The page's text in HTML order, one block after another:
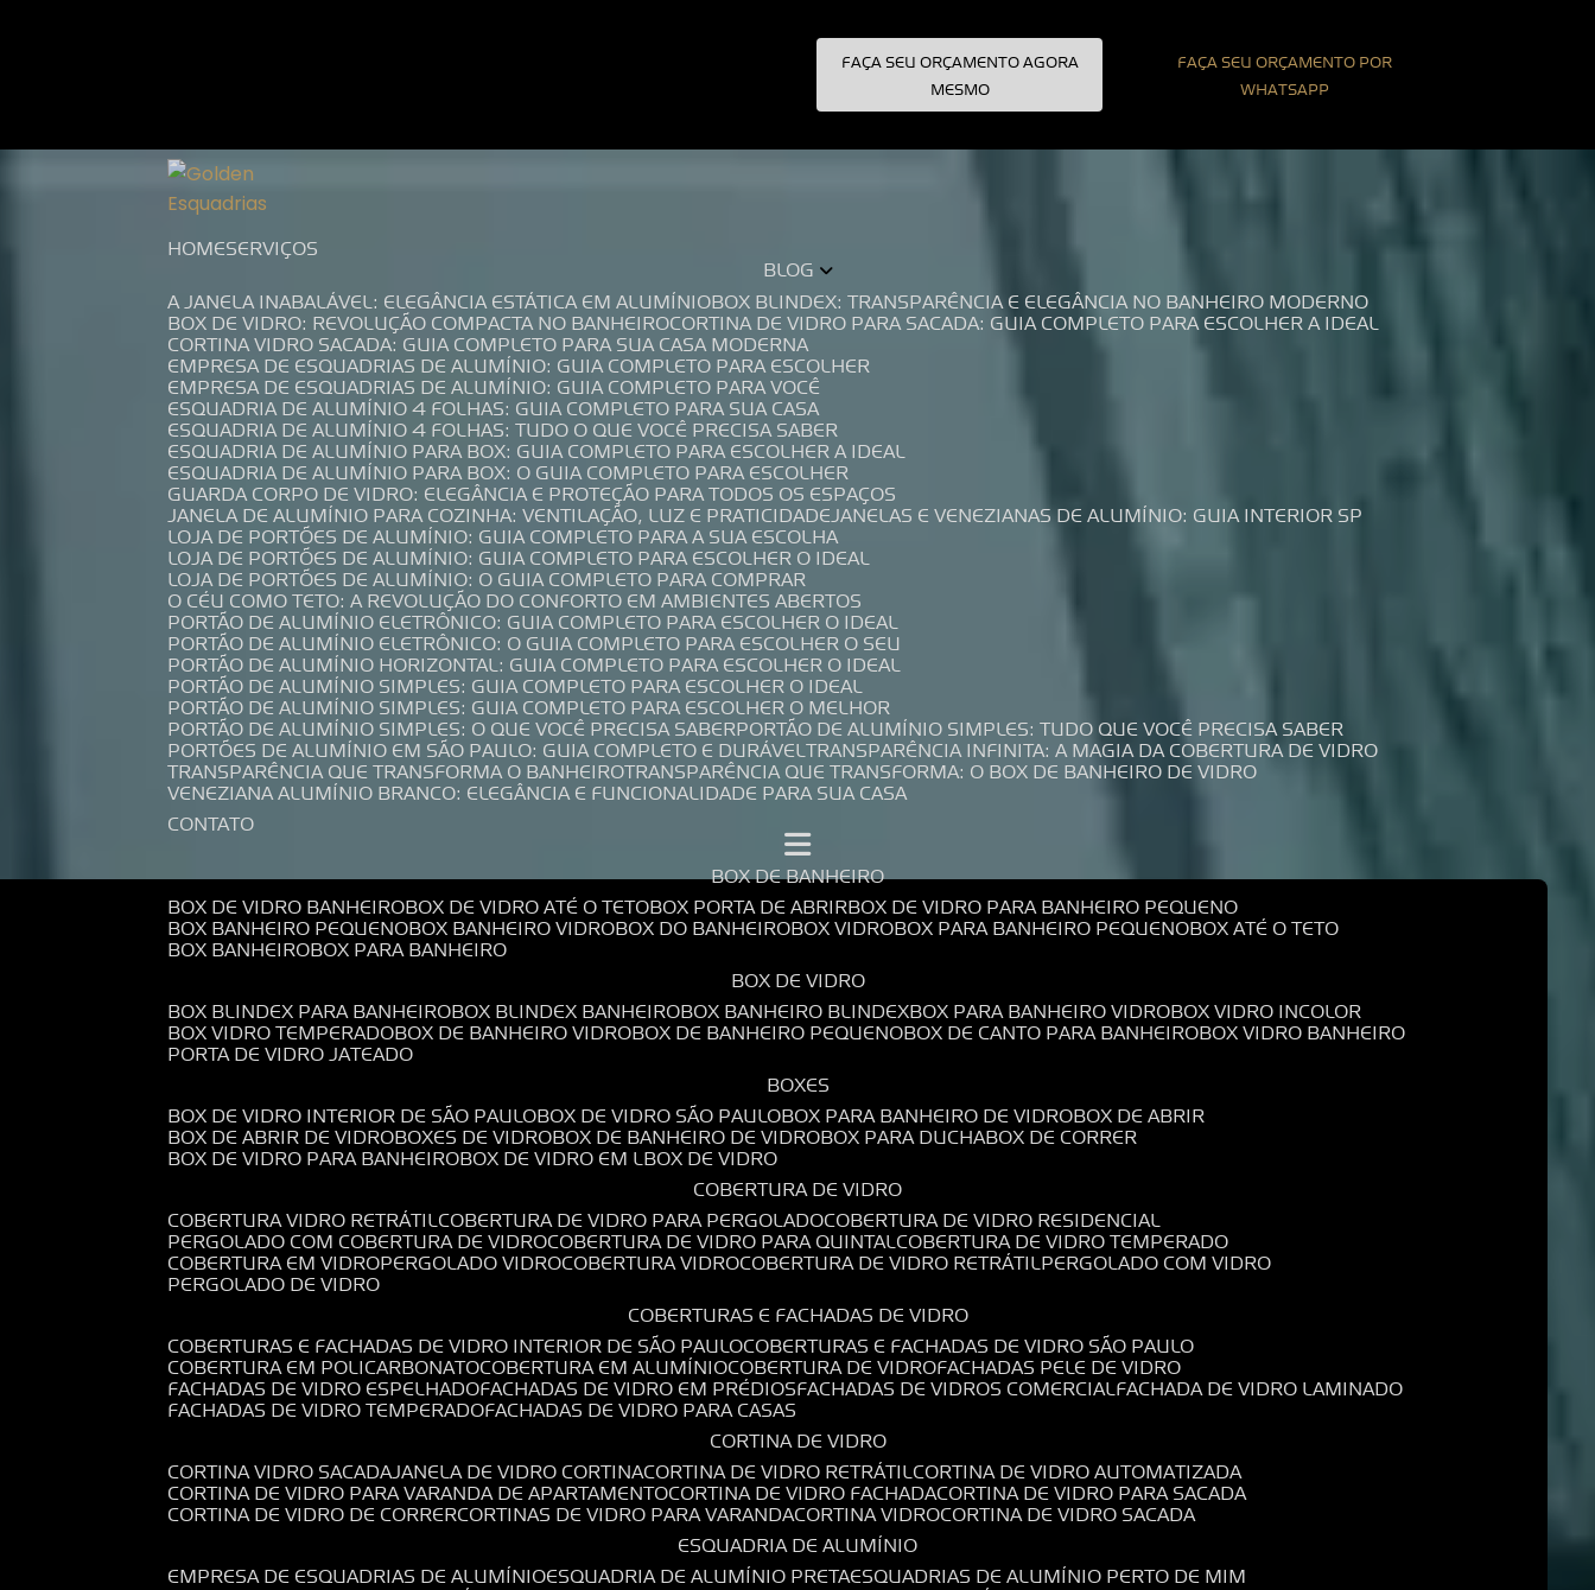
FAÇA SEU ORÇAMENTO AGORA
MESMO
FAÇA SEU ORÇAMENTO POR
WHATSAPP
HOME SERVIÇOS
BLOG
A JANELA INABALÁVEL: ELEGÂNCIA ESTÁTICA EM ALUMÍNIO BOX BLINDEX: TRANSPARÊNCIA E ELEGÂNCIA NO BANHEIRO MODERNO
BOX DE VIDRO: REVOLUÇÃO COMPACTA NO BANHEIRO CORTINA DE VIDRO PARA SACADA: GUIA COMPLETO PARA ESCOLHER A IDEAL
CORTINA VIDRO SACADA: GUIA COMPLETO PARA SUA CASA MODERNA
EMPRESA DE ESQUADRIAS DE ALUMÍNIO: GUIA COMPLETO PARA ESCOLHER
EMPRESA DE ESQUADRIAS DE ALUMÍNIO: GUIA COMPLETO PARA VOCÊ
ESQUADRIA DE ALUMÍNIO 4 FOLHAS: GUIA COMPLETO PARA SUA CASA
ESQUADRIA DE ALUMÍNIO 4 FOLHAS: TUDO O QUE VOCÊ PRECISA SABER
ESQUADRIA DE ALUMÍNIO PARA BOX: GUIA COMPLETO PARA ESCOLHER A IDEAL
ESQUADRIA DE ALUMÍNIO PARA BOX: O GUIA COMPLETO PARA ESCOLHER
GUARDA CORPO DE VIDRO: ELEGÂNCIA E PROTEÇÃO PARA TODOS OS ESPAÇOS
JANELA DE ALUMÍNIO PARA COZINHA: VENTILAÇÃO, LUZ E PRATICIDADE JANELAS E VENEZIANAS DE ALUMÍNIO: GUIA INTERIOR SP
LOJA DE PORTÕES DE ALUMÍNIO: GUIA COMPLETO PARA A SUA ESCOLHA
LOJA DE PORTÕES DE ALUMÍNIO: GUIA COMPLETO PARA ESCOLHER O IDEAL
LOJA DE PORTÕES DE ALUMÍNIO: O GUIA COMPLETO PARA COMPRAR
O CÉU COMO TETO: A REVOLUÇÃO DO CONFORTO EM AMBIENTES ABERTOS
PORTÃO DE ALUMÍNIO ELETRÔNICO: GUIA COMPLETO PARA ESCOLHER O IDEAL
PORTÃO DE ALUMÍNIO ELETRÔNICO: O GUIA COMPLETO PARA ESCOLHER O SEU
PORTÃO DE ALUMÍNIO HORIZONTAL: GUIA COMPLETO PARA ESCOLHER O IDEAL
PORTÃO DE ALUMÍNIO SIMPLES: GUIA COMPLETO PARA ESCOLHER O IDEAL
PORTÃO DE ALUMÍNIO SIMPLES: GUIA COMPLETO PARA ESCOLHER O MELHOR
PORTÃO DE ALUMÍNIO SIMPLES: O QUE VOCÊ PRECISA SABER PORTÃO DE ALUMÍNIO SIMPLES: TUDO QUE VOCÊ PRECISA SABER
PORTÕES DE ALUMÍNIO EM SÃO PAULO: GUIA COMPLETO E DURÁVEL TRANSPARÊNCIA INFINITA: A MAGIA DA COBERTURA DE VIDRO
TRANSPARÊNCIA QUE TRANSFORMA O BANHEIRO TRANSPARÊNCIA QUE TRANSFORMA: O BOX DE BANHEIRO DE VIDRO
VENEZIANA ALUMÍNIO BRANCO: ELEGÂNCIA E FUNCIONALIDADE PARA SUA CASA
CONTATO
BOX DE BANHEIRO
BOX DE VIDRO BANHEIRO BOX DE VIDRO ATÉ O TETO BOX PORTA DE ABRIR BOX DE VIDRO PARA BANHEIRO PEQUENO
BOX BANHEIRO PEQUENO BOX BANHEIRO VIDRO BOX DO BANHEIRO BOX VIDRO BOX PARA BANHEIRO PEQUENO BOX ATÉ O TETO
BOX BANHEIRO BOX PARA BANHEIRO
BOX DE VIDRO
BOX BLINDEX PARA BANHEIRO BOX BLINDEX BANHEIRO BOX BANHEIRO BLINDEX BOX PARA BANHEIRO VIDRO BOX VIDRO INCOLOR
BOX VIDRO TEMPERADO BOX DE BANHEIRO VIDRO BOX DE BANHEIRO PEQUENO BOX DE CANTO PARA BANHEIRO BOX VIDRO BANHEIRO
PORTA DE VIDRO JATEADO
BOXES
BOX DE VIDRO INTERIOR DE SÃO PAULO BOX DE VIDRO SÃO PAULO BOX PARA BANHEIRO DE VIDRO BOX DE ABRIR
BOX DE ABRIR DE VIDRO BOXES DE VIDRO BOX DE BANHEIRO DE VIDRO BOX PARA DUCHA BOX DE CORRER
BOX DE VIDRO PARA BANHEIRO BOX DE VIDRO EM L BOX DE VIDRO
COBERTURA DE VIDRO
COBERTURA VIDRO RETRÁTIL COBERTURA DE VIDRO PARA PERGOLADO COBERTURA DE VIDRO RESIDENCIAL
PERGOLADO COM COBERTURA DE VIDRO COBERTURA DE VIDRO PARA QUINTAL COBERTURA DE VIDRO TEMPERADO
COBERTURA EM VIDRO PERGOLADO VIDRO COBERTURA VIDRO COBERTURA DE VIDRO RETRÁTIL PERGOLADO COM VIDRO
PERGOLADO DE VIDRO
COBERTURAS E FACHADAS DE VIDRO
COBERTURAS E FACHADAS DE VIDRO INTERIOR DE SÃO PAULO COBERTURAS E FACHADAS DE VIDRO SÃO PAULO
COBERTURA EM POLICARBONATO COBERTURA EM ALUMÍNIO COBERTURA DE VIDRO FACHADAS PELE DE VIDRO
FACHADAS DE VIDRO ESPELHADO FACHADAS DE VIDRO EM PRÉDIOS FACHADAS DE VIDROS COMERCIAL FACHADA DE VIDRO LAMINADO
FACHADAS DE VIDRO TEMPERADO FACHADAS DE VIDRO PARA CASAS
CORTINA DE VIDRO
CORTINA VIDRO SACADA JANELA DE VIDRO CORTINA CORTINA DE VIDRO RETRÁTIL CORTINA DE VIDRO AUTOMATIZADA
CORTINA DE VIDRO PARA VARANDA DE APARTAMENTO CORTINA DE VIDRO FACHADA CORTINA DE VIDRO PARA SACADA
CORTINA DE VIDRO DE CORRER CORTINAS DE VIDRO PARA VARANDA CORTINA VIDRO CORTINA DE VIDRO SACADA
ESQUADRIA DE ALUMÍNIO
EMPRESA DE ESQUADRIAS DE ALUMÍNIO ESQUADRIA DE ALUMÍNIO PRETA ESQUADRIAS DE ALUMÍNIO PERTO DE MIM